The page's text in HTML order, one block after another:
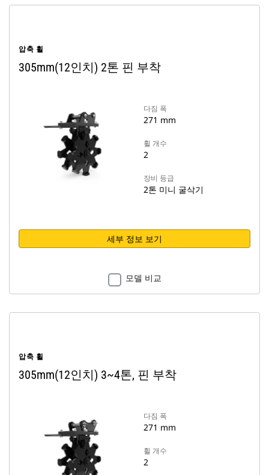
압축 휠
305mm(12인치) 2톤 핀 부착
다짐 폭
271 mm
휠 개수
2
장비 등급
2톤 미니 굴삭기
세부 정보 보기
모델 비교
압축 휠
305mm(12인치) 3~4톤, 핀 부착
다짐 폭
271 mm
휠 개수
2